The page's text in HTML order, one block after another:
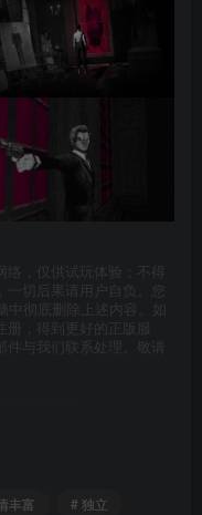
，仅供试玩体验；不得
切后果请用户自负。您
彻底删除上述内容。如
册，得到更好的正版服
与我们联系处理。敬请
丰富
# 独立